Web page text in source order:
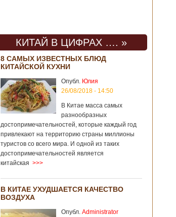
КИТАЙ В ЦИФРАХ …. »
8 САМЫХ ИЗВЕСТНЫХ БЛЮД
КИТАЙСКОЙ КУХНИ
Опубл. Юлия
26/08/2018 - 14:50
В Китае масса самых
разнообразных
достопримечательностей, которые каждый год
привлекают на территорию страны миллионы
туристов со всего мира. И одной из таких
достопримечательностей является
китайская >>>
В КИТАЕ УХУДШАЕТСЯ КАЧЕСТВО
ВОЗДУХА
Опубл. Administrator